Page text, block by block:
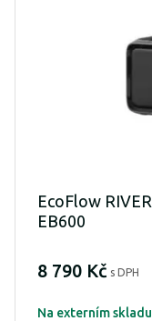
EcoFlow
EB600
8 790 Kč s DPH
Na externím skladu